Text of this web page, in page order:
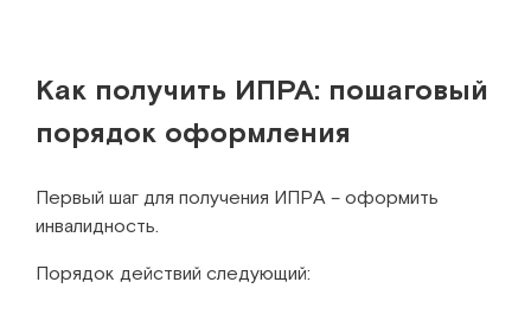
Как получить ИПРА: пошаговый
порядок оформления
Первый шаг для получения ИПРА – оформить
инвалидность.
Порядок действий следующий: